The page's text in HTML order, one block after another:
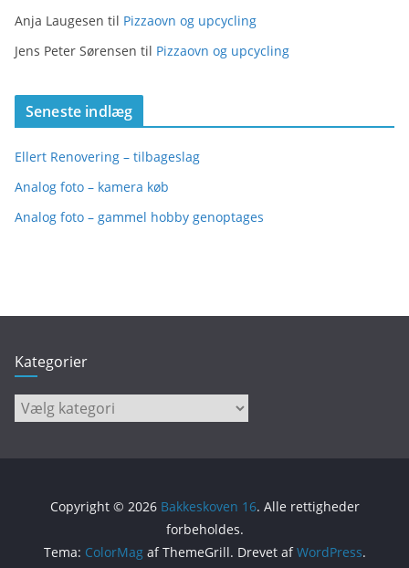
r
Anja Laugesen til Pizzaovn og upcycling
Jens Peter Sørensen til Pizzaovn og upcycling
Seneste indlæg
Ellert Renovering – tilbageslag
Analog foto – kamera køb
Analog foto – gammel hobby genoptages
Kategorier
Kategorier
Copyright © 2026 Bakkeskoven 16. Alle rettigheder
forbeholdes.
Tema: ColorMagaf ThemeGrill. Drevet afWordPress.